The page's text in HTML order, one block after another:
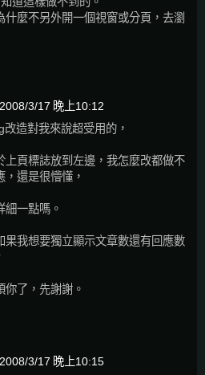
什麼不另外開一個視窗或分頁，去瀏
2008/3/17 晚上10:12
造對我來說超受用的，
上頁標誌放到左邊，我怎麼改都做不
，還是很懵懂，
細一點嗎。
果我想要獨立顯示文章數還有回應數
你了，先謝謝。
2008/3/17 晚上10:15